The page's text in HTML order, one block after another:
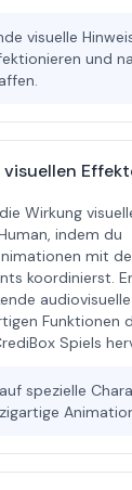
visuelle
und
Wirkung
indem du
mit
koordinierst.
Funktionen
Spiels
spezielle